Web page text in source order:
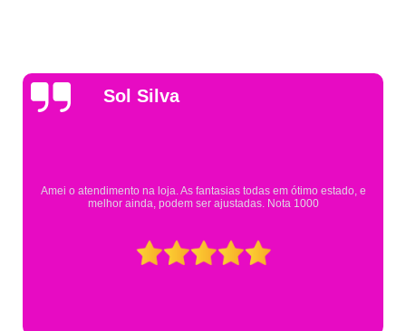
Gsutavo Pinto
Pesquisei em mais de 20 lojas e só encontrei a fantasia de meu filho na
Eureka. Cheguei praticamente no horário em que estavam fechando e
mesmo assim fui muito bem atendido.